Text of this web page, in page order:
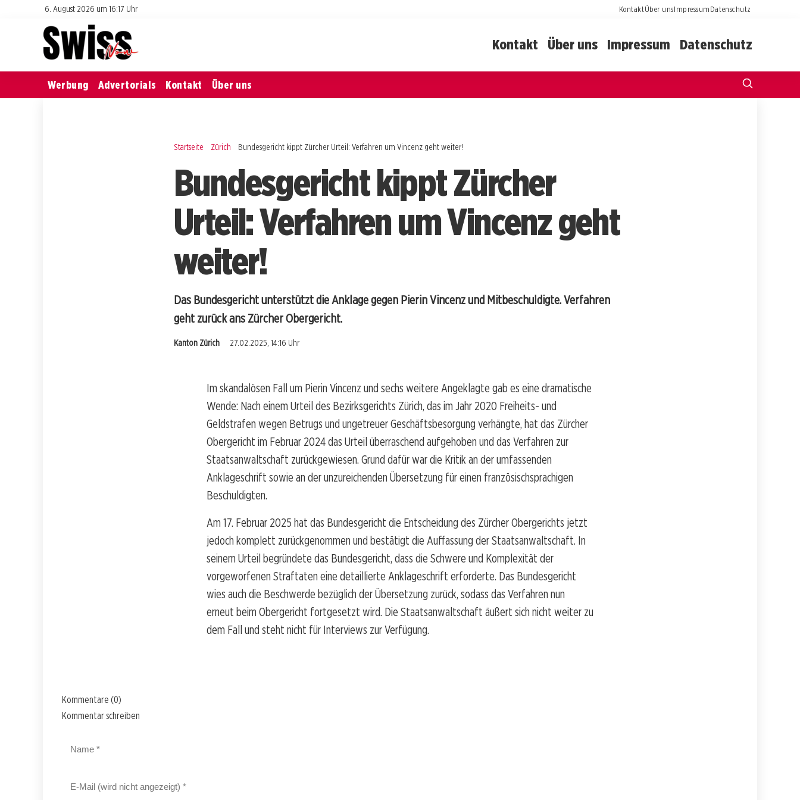
6. August 2026 um 16:17 Uhr KontaktÜber unsImpressumDatenschutz
Kontakt Über uns Impressum Datenschutz
Werbung Advertorials Kontakt Über uns
Startseite Zürich Bundesgericht kippt Zürcher Urteil: Verfahren um Vincenz geht weiter!
Bundesgericht kippt Zürcher
Urteil: Verfahren um Vincenz geht
weiter!
Das Bundesgericht unterstützt die Anklage gegen Pierin Vincenz und Mitbeschuldigte. Verfahren
geht zurück ans Zürcher Obergericht.
Kanton Zürich 27.02.2025, 14:16 Uhr
Im skandalösen Fall um Pierin Vincenz und sechs weitere Angeklagte gab es eine dramatische
Wende: Nach einem Urteil des Bezirksgerichts Zürich, das im Jahr 2020 Freiheits- und
Geldstrafen wegen Betrugs und ungetreuer Geschäftsbesorgung verhängte, hat das Zürcher
Obergericht im Februar 2024 das Urteil überraschend aufgehoben und das Verfahren zur
Staatsanwaltschaft zurückgewiesen. Grund dafür war die Kritik an der umfassenden
Anklageschrift sowie an der unzureichenden Übersetzung für einen französischsprachigen
Beschuldigten.
Am 17. Februar 2025 hat das Bundesgericht die Entscheidung des Zürcher Obergerichts jetzt
jedoch komplett zurückgenommen und bestätigt die Auffassung der Staatsanwaltschaft. In
seinem Urteil begründete das Bundesgericht, dass die Schwere und Komplexität der
vorgeworfenen Straftaten eine detaillierte Anklageschrift erforderte. Das Bundesgericht
wies auch die Beschwerde bezüglich der Übersetzung zurück, sodass das Verfahren nun
erneut beim Obergericht fortgesetzt wird. Die Staatsanwaltschaft äußert sich nicht weiter zu
dem Fall und steht nicht für Interviews zur Verfügung.
Kommentare (0)
Kommentar schreiben